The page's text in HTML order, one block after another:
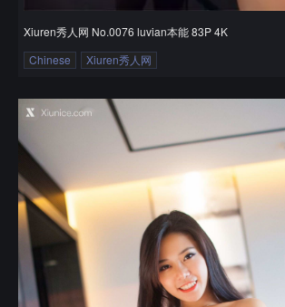
Xiuren秀人网 No.0076 luvian本能 83P 4K
Chinese
Xiuren秀人网